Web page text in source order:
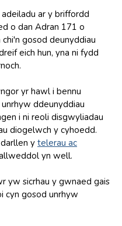
ar y briffordd
o dan Adran 171 o
gosod deunyddiau
eich hun, yna ni fydd
yr hawl i bennu
ddeunyddiau
i ni reoli disgwyliadau
diogelwch y cyhoedd.
y telerau ac
yn well.
yw sicrhau y gwnaed gais
cyn gosod unrhyw